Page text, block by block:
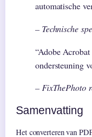
automatische
– Technische
“Adobe
ondersteuning
– FixThePhoto
Samenvatting
Het converteren van